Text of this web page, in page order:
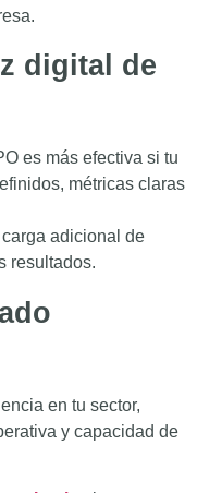
digital de
es más efectiva si tu
métricas claras
adicional de
resultados.
en tu sector,
y capacidad de